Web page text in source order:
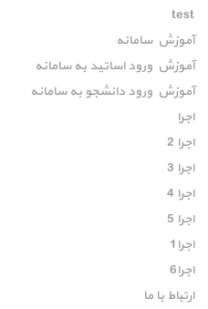
test
آموزش سامانه
آموزش ورود اساتید به سامانه
آموزش ورود دانشجو به سامانه
اجرا
اجرا 2
اجرا 3
اجرا 4
اجرا 5
اجرا1
اجرا6
ارتباط با ما